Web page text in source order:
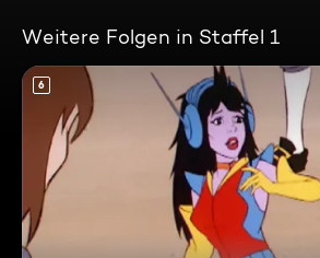
Weitere Folgen in Staffel 1
6